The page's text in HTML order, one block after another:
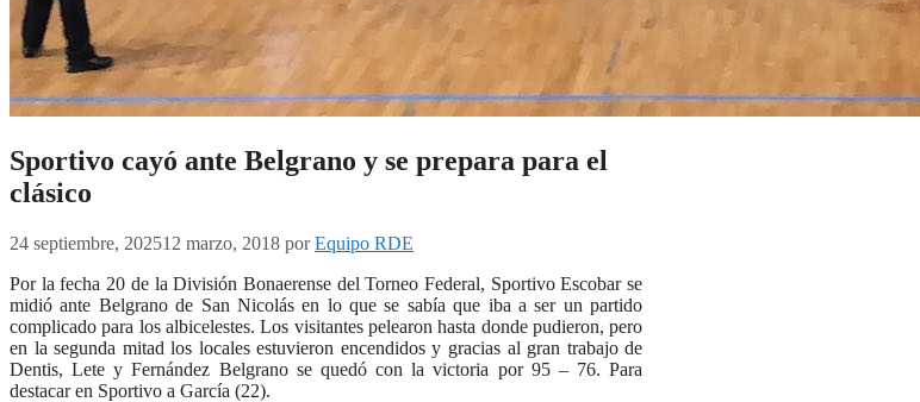
Sportivo cayó ante Belgrano y se prepara para el
clásico
24 septiembre, 202512 marzo, 2018 porEquipo RDE
Por la fecha 20 de la División Bonaerense del Torneo Federal, Sportivo Escobar se
midió ante Belgrano de San Nicolás en lo que se sabía que iba a ser un partido
complicado para los albicelestes. Los visitantes pelearon hasta donde pudieron, pero
en la segunda mitad los locales estuvieron encendidos y gracias al gran trabajo de
Dentis, Lete y Fernández Belgrano se quedó con la victoria por 95 – 76. Para
destacar en Sportivo a García (22).